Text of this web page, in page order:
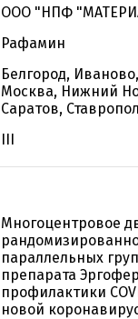
ООО "НПФ
Рафамин
Белгород,
Москва, Нижний
Саратов,
III
Многоцентровое
параллельных
препарата
профилактики
новой